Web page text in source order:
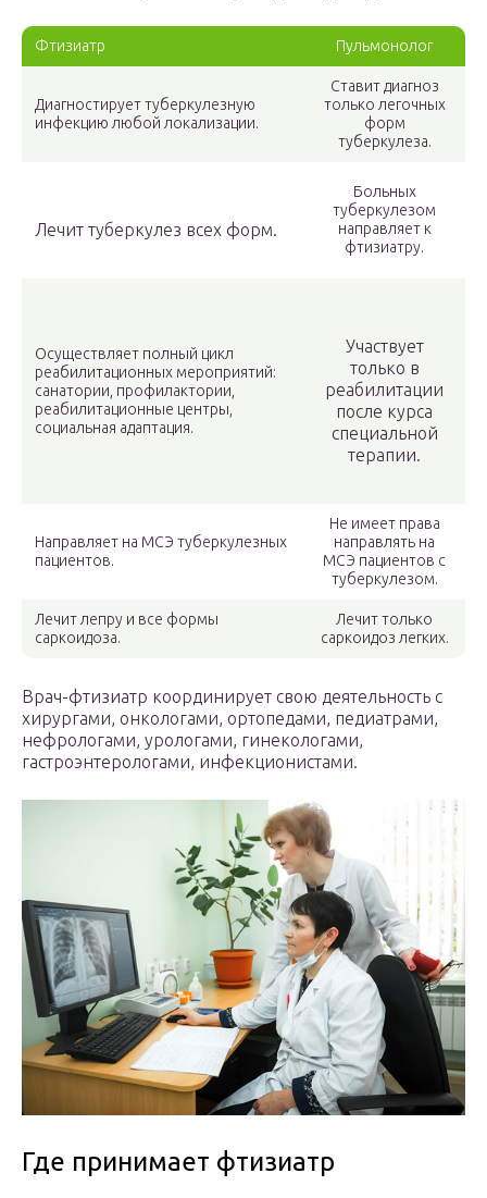
Фтизиатр Пульмонолог
Диагностирует туберкулезную
инфекцию любой локализации.
Ставит диагноз
только легочных
форм
туберкулеза.
Лечит туберкулез всех форм.
Больных
туберкулезом
направляет к
фтизиатру.
Осуществляет полный цикл
реабилитационных мероприятий:
санатории, профилактории,
реабилитационные центры,
социальная адаптация.
Участвует
только в
реабилитации
после курса
специальной
терапии.
Направляет на МСЭ туберкулезных
пациентов.
Не имеет права
направлять на
МСЭ пациентов с
туберкулезом.
Лечит лепру и все формы
саркоидоза.
Лечит только
саркоидоз легких.
Врач-фтизиатр координирует свою деятельность с
хирургами, онкологами, ортопедами, педиатрами,
нефрологами, урологами, гинекологами,
гастроэнтерологами, инфекционистами.
Где принимает фтизиатр